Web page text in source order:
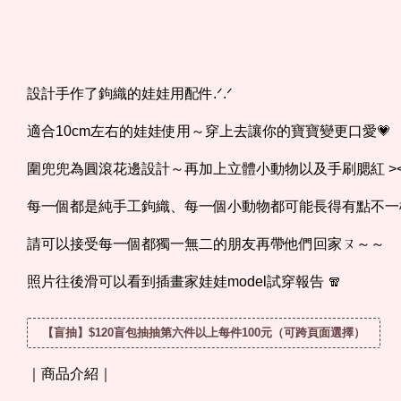
設計手作了鉤織的娃娃用配件.ᐟ.ᐟ
適合10cm左右的娃娃使用～穿上去讓你的寶寶變更口愛💗
圍兜兜為圓滾花邊設計～再加上立體小動物以及手刷腮紅
每一個都是純手工鉤織、每一個小動物都可能長得有點不
請可以接受每一個都獨一無二的朋友再帶他們回家ㄡ～～
照片往後滑可以看到插畫家娃娃model試穿報告 🧣
【盲抽】$120盲包抽抽第六件以上每件100元（可跨頁面選擇）
｜商品介紹｜